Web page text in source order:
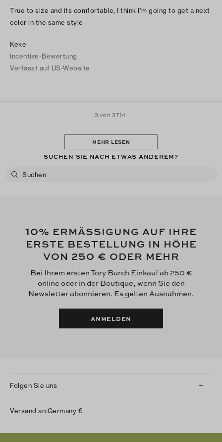
True to size and its comfortable, I think I’m going to get a next
color in the same style
Keke
Incentive-Bewertung
Verfasst auf US-Website
3 von 3714
MEHR LESEN
SUCHEN SIE NACH ETWAS ANDEREM?
10% ERMÄSSIGUNG AUF IHRE
ERSTE BESTELLUNG IN HÖHE
VON 250 € ODER MEHR
Bei Ihrem ersten Tory Burch Einkauf ab 250 €
online oder in der Boutique, wenn Sie den
Newsletter abonnieren. Es gelten Ausnahmen.
ANMELDEN
Folgen Sie uns
Twitter
Versand an:Germany €